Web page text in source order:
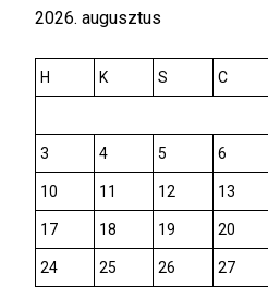
2026. augusztus
H K S C
3 4 5 6
10 11 12 13
17 18 19 20
24 25 26 27